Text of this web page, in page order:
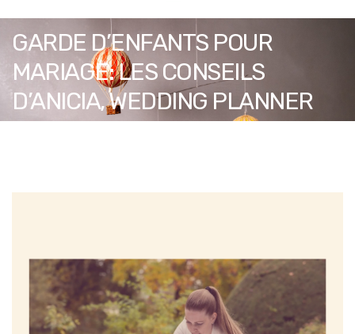
GARDE D’ENFANTS POUR
MARIAGE: LES CONSEILS
D’ANICIA, WEDDING PLANNER